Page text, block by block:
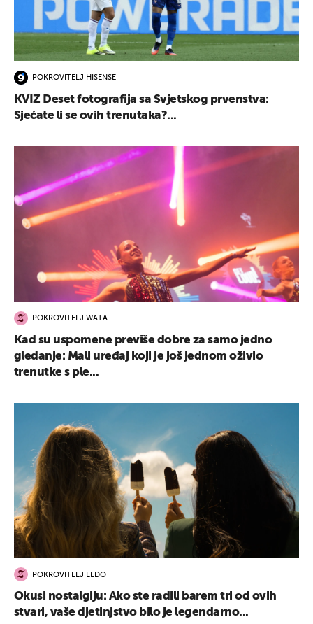
POKROVITELJ HISENSE
KVIZ Deset fotografija sa Svjetskog prvenstva:
Sjećate li se ovih trenutaka?...
POKROVITELJ WATA
Kad su uspomene previše dobre za samo jedno
gledanje: Mali uređaj koji je još jednom oživio
trenutke s ple...
POKROVITELJ LEDO
Okusi nostalgiju: Ako ste radili barem tri od ovih
stvari, vaše djetinjstvo bilo je legendarno...